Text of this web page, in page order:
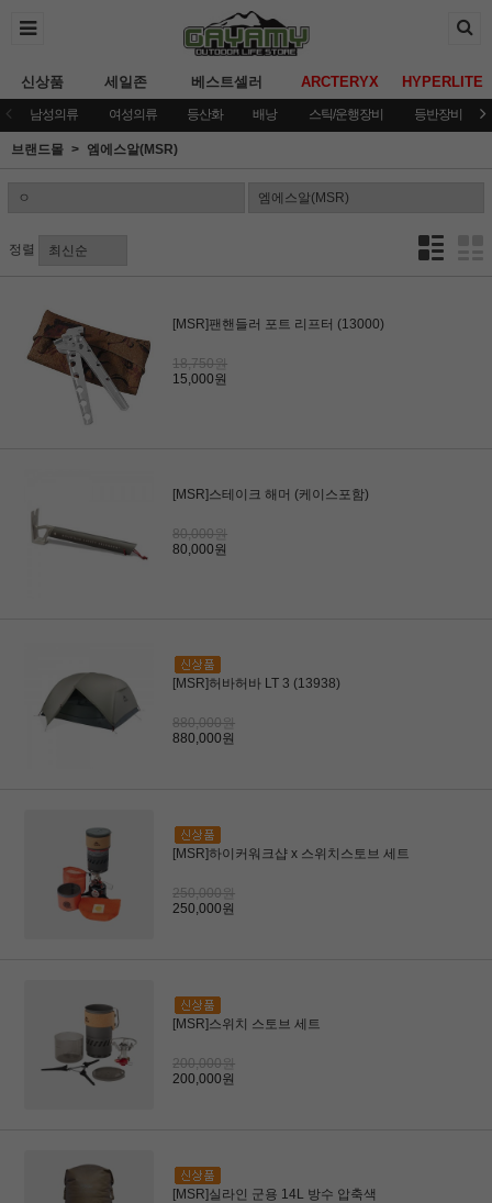
신상품 세일존 베스트셀러 ARCTERYX HYPERLITE
남성의류 여성의류 등산화 배낭 스틱/운행장비 등반장비
브랜드몰 엠에스알(MSR)
정렬
[MSR]팬핸들러 포트 리프터 (13000)
18,750원
15,000원
[MSR]스테이크 해머 (케이스포함)
80,000원
80,000원
[MSR]허바허바 LT 3 (13938)
880,000원
880,000원
[MSR]하이커워크샵 x 스위치스토브 세트
250,000원
250,000원
[MSR]스위치 스토브 세트
200,000원
200,000원
[MSR]실라인 군용 14L 방수 압축색